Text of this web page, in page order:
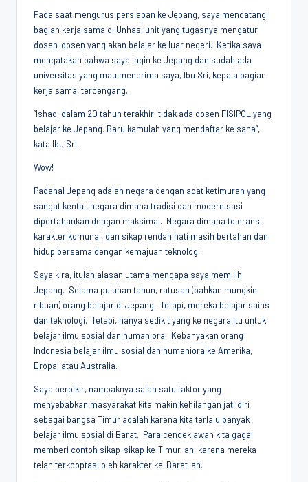
Pada saat mengurus persiapan ke Jepang, saya mendatangi
bagian kerja sama di Unhas, unit yang tugasnya mengatur
dosen-dosen yang akan belajar ke luar negeri. Ketika saya
mengatakan bahwa saya ingin ke Jepang dan sudah ada
universitas yang mau menerima saya, Ibu Sri, kepala bagian
kerja sama, tercengang.
“Ishaq, dalam 20 tahun terakhir, tidak ada dosen FISIPOL yang
belajar ke Jepang. Baru kamulah yang mendaftar ke sana”,
kata Ibu Sri.
Wow!
Padahal Jepang adalah negara dengan adat ketimuran yang
sangat kental, negara dimana tradisi dan modernisasi
dipertahankan dengan maksimal. Negara dimana toleransi,
karakter komunal, dan sikap rendah hati masih bertahan dan
hidup bersama dengan kemajuan teknologi.
Saya kira, itulah alasan utama mengapa saya memilih
Jepang. Selama puluhan tahun, ratusan (bahkan mungkin
ribuan) orang belajar di Jepang. Tetapi, mereka belajar sains
dan teknologi. Tetapi, hanya sedikit yang ke negara itu untuk
belajar ilmu sosial dan humaniora. Kebanyakan orang
Indonesia belajar ilmu sosial dan humaniora ke Amerika,
Eropa, atau Australia.
Saya berpikir, nampaknya salah satu faktor yang
menyebabkan masyarakat kita makin kehilangan jati diri
sebagai bangsa Timur adalah karena kita terlalu banyak
belajar ilmu sosial di Barat. Para cendekiawan kita gagal
memberi contoh sikap-sikap ke-Timur-an, karena mereka
telah terkooptasi oleh karakter ke-Barat-an.